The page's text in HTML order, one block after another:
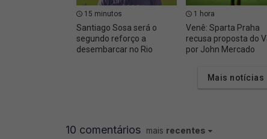
15 minutos
Santiago Sosa será o
segundo reforço a
desembarcar no Rio
1 hora
Venê: Sparta Praha
recusa proposta do
por John Mercado
Mais notícias